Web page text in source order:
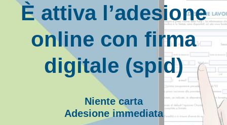
È attiva l’adesione
online con firma
digitale (spid)
Niente carta
Adesione immediata